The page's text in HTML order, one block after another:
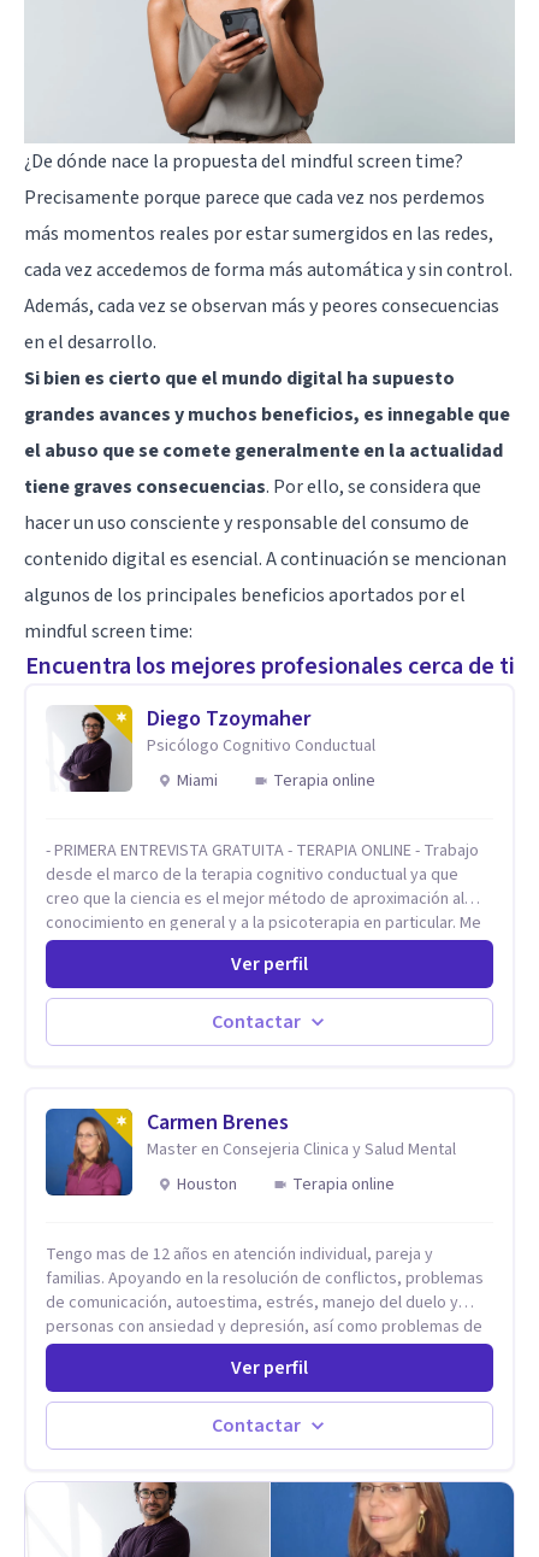
¿De dónde nace la propuesta del mindful screen time?
Precisamente porque parece que cada vez nos perdemos
más momentos reales por estar sumergidos en las redes,
cada vez accedemos de forma más automática y sin control.
Además, cada vez se observan más y peores consecuencias
en el desarrollo.
Si bien es cierto que el mundo digital ha supuesto
grandes avances y muchos beneficios, es innegable que
el abuso que se comete generalmente en la actualidad
tiene graves consecuencias. Por ello, se considera que
hacer un uso consciente y responsable del consumo de
contenido digital es esencial. A continuación se mencionan
algunos de los principales beneficios aportados por el
mindful screen time:
Encuentra los mejores profesionales cerca de ti
Diego Tzoymaher
Psicólogo Cognitivo Conductual
Miami
Terapia online
- PRIMERA ENTREVISTA GRATUITA - TERAPIA ONLINE - Trabajo
desde el marco de la terapia cognitivo conductual ya que
creo que la ciencia es el mejor método de aproximación al
conocimiento en general y a la psicoterapia en particular. Me
interesan los procesos de cambio conductual por los que una
persona pueda alcanzar sus objetivos, transitando,
aceptando y modificando sus patrones cognitivos y
emocionales. Abordo patologías específicas como trastornos
de ansiedad y del ánimo, y también crisis vitales y procesos
Ver perfil
Contactar
Carmen Brenes
Master en Consejeria Clinica y Salud Mental
Houston
Terapia online
Tengo mas de 12 años en atención individual, pareja y
familias. Apoyando en la resolución de conflictos, problemas
de comunicación, autoestima, estrés, manejo del duelo y
personas con ansiedad y depresión, así como problemas de
conducta y comportamiento. Desarrollo de personas
Estableciendo metas a corto y largo plazo, es vital para la
vida de cada uno tener su propia vision.
Ver perfil
Contactar